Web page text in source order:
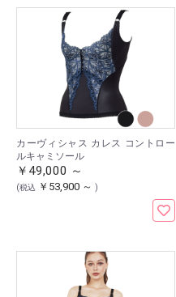
カーヴィシャス カレス コントロー
ルキャミソール
￥49,000 ～
(税込 ￥53,900 ～ )